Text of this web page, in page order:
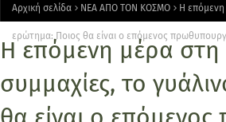
Αρχική σελίδα ΝΕΑ ΑΠΟ ΤΟΝ ΚΟΣΜΟ Η επόμενη
ερώτημα: Ποιος θα είναι ο επόμενος
Η επόμενη μέρα στη
συμμαχίες, το